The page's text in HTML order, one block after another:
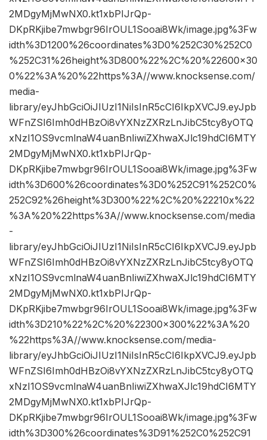
2MDgyMjMwNX0.kt1xbPIJrQp-
DKpRKjibe7mwbgr96IrOUL1Sooai8Wk/image.jpg%3Fw
idth%3D1200%26coordinates%3D0%252C30%252C0
%252C31%26height%3D800%22%2C%20%22600×30
0%22%3A%20%22https%3A//www.knocksense.com/
media-
library/eyJhbGciOiJIUzI1NiIsInR5cCI6IkpXVCJ9.eyJpb
WFnZSI6Imh0dHBzOi8vYXNzZXRzLnJibC5tcy8yOTQ
xNzI1OS9vcmlnaW4uanBnIiwiZXhwaXJlc19hdCI6MTY
2MDgyMjMwNX0.kt1xbPIJrQp-
DKpRKjibe7mwbgr96IrOUL1Sooai8Wk/image.jpg%3Fw
idth%3D600%26coordinates%3D0%252C91%252C0%
252C92%26height%3D300%22%2C%20%22210x%22
%3A%20%22https%3A//www.knocksense.com/media
-
library/eyJhbGciOiJIUzI1NiIsInR5cCI6IkpXVCJ9.eyJpb
WFnZSI6Imh0dHBzOi8vYXNzZXRzLnJibC5tcy8yOTQ
xNzI1OS9vcmlnaW4uanBnIiwiZXhwaXJlc19hdCI6MTY
2MDgyMjMwNX0.kt1xbPIJrQp-
DKpRKjibe7mwbgr96IrOUL1Sooai8Wk/image.jpg%3Fw
idth%3D210%22%2C%20%22300×300%22%3A%20
%22https%3A//www.knocksense.com/media-
library/eyJhbGciOiJIUzI1NiIsInR5cCI6IkpXVCJ9.eyJpb
WFnZSI6Imh0dHBzOi8vYXNzZXRzLnJibC5tcy8yOTQ
xNzI1OS9vcmlnaW4uanBnIiwiZXhwaXJlc19hdCI6MTY
2MDgyMjMwNX0.kt1xbPIJrQp-
DKpRKjibe7mwbgr96IrOUL1Sooai8Wk/image.jpg%3Fw
idth%3D300%26coordinates%3D91%252C0%252C91